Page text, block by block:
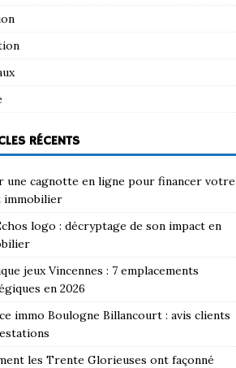
RÉCENTS
une cagnotte en ligne pour financer votre
immobilier
logo : décryptage de son impact en
jeux Vincennes : 7 emplacements
en 2026
immo Boulogne Billancourt : avis clients
les Trente Glorieuses ont façonné